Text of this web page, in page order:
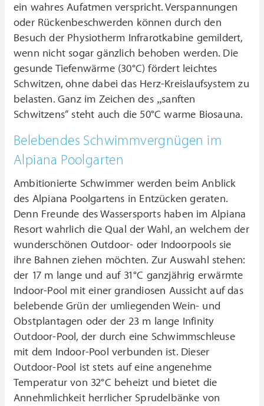
ein wahres Aufatmen verspricht. Verspannungen
oder Rückenbeschwerden können durch den
Besuch der Physiotherm Infrarotkabine gemildert,
wenn nicht sogar gänzlich behoben werden. Die
gesunde Tiefenwärme (30°C) fördert leichtes
Schwitzen, ohne dabei das Herz-Kreislaufsystem zu
belasten. Ganz im Zeichen des „sanften
Schwitzens“ steht auch die 50°C warme Biosauna.
Belebendes Schwimmvergnügen im
Alpiana Poolgarten
Ambitionierte Schwimmer werden beim Anblick
des Alpiana Poolgartens in Entzücken geraten.
Denn Freunde des Wassersports haben im Alpiana
Resort wahrlich die Qual der Wahl, an welchem der
wunderschönen Outdoor- oder Indoorpools sie
ihre Bahnen ziehen möchten. Zur Auswahl stehen:
der 17 m lange und auf 31°C ganzjährig erwärmte
Indoor-Pool mit einer grandiosen Aussicht auf das
belebende Grün der umliegenden Wein- und
Obstplantagen oder der 23 m lange Infinity
Outdoor-Pool, der durch eine Schwimmschleuse
mit dem Indoor-Pool verbunden ist. Dieser
Outdoor-Pool ist stets auf eine angenehme
Temperatur von 32°C beheizt und bietet die
Annehmlichkeit herrlicher Sprudelbänke von